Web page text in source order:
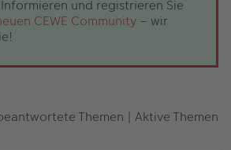
und registrieren Sie
CEWE Community – wir
Themen | Aktive Themen